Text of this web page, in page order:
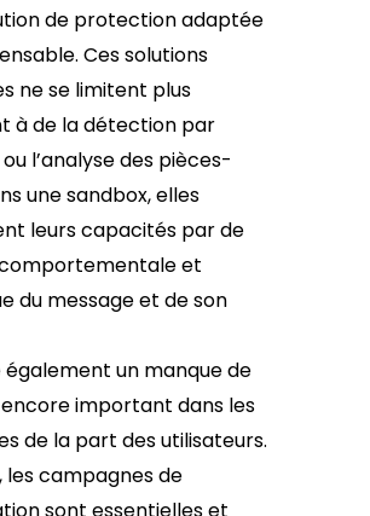
de protection adaptée
Ces solutions
ne se limitent plus
à de la détection par
l’analyse des pièces-
une sandbox, elles
leurs capacités par de
comportementale et
du message et de son
également un manque de
important dans les
de la part des utilisateurs.
les campagnes de